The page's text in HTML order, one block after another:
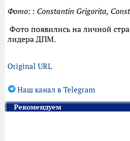
Фото: : Constantin Grigorita,
Фото появились на личной
лидера ДПМ.
Original URL
Наш канал в Telegram
Рекомендуем